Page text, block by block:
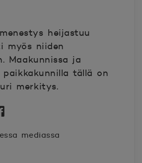
heijastuu
myös niiden
Maakunnissa ja
paikkakunnilla tällä on
merkitys.
mediassa